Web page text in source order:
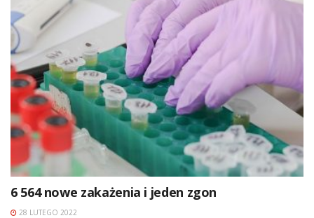
6 564 nowe zakażenia i jeden zgon
28 LUTEGO 2022